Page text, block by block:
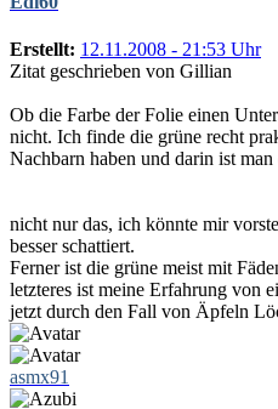
Erstellt: 12.11.2008 - 21:53 Uhr
Zitat geschrieben von Gillian
Ob die Farbe der Folie einen
nicht. Ich finde die grüne recht
Nachbarn haben und darin ist man
nicht nur das, ich könnte mir
besser schattiert.
Ferner ist die grüne meist mit
letzteres ist meine Erfahrung von
jetzt durch den Fall von Äpfeln
asmx91